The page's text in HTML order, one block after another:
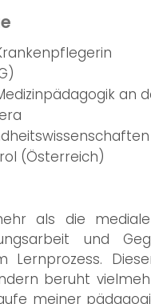
an
(Österreich)
als die
und
Lernprozess.
beruht
meiner